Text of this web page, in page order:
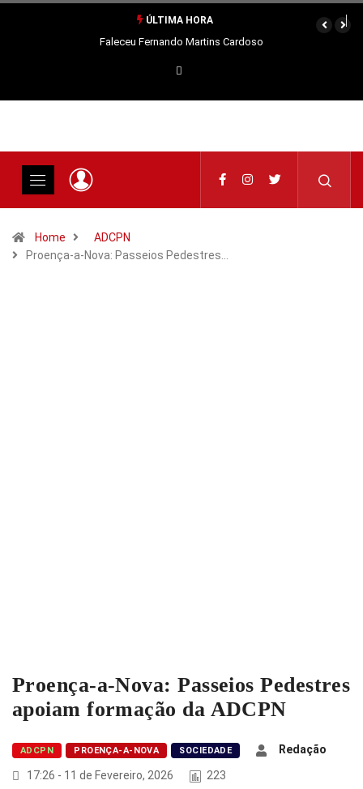
ÚLTIMA HORA
Faleceu Fernando Martins Cardoso
Home
ADCPN
Proença-a-Nova: Passeios Pedestres…
Proença-a-Nova: Passeios Pedestres
apoiam formação da ADCPN
ADCPN PROENÇA-A-NOVA SOCIEDADE
Redação
17:26 - 11 de Fevereiro, 2026
223